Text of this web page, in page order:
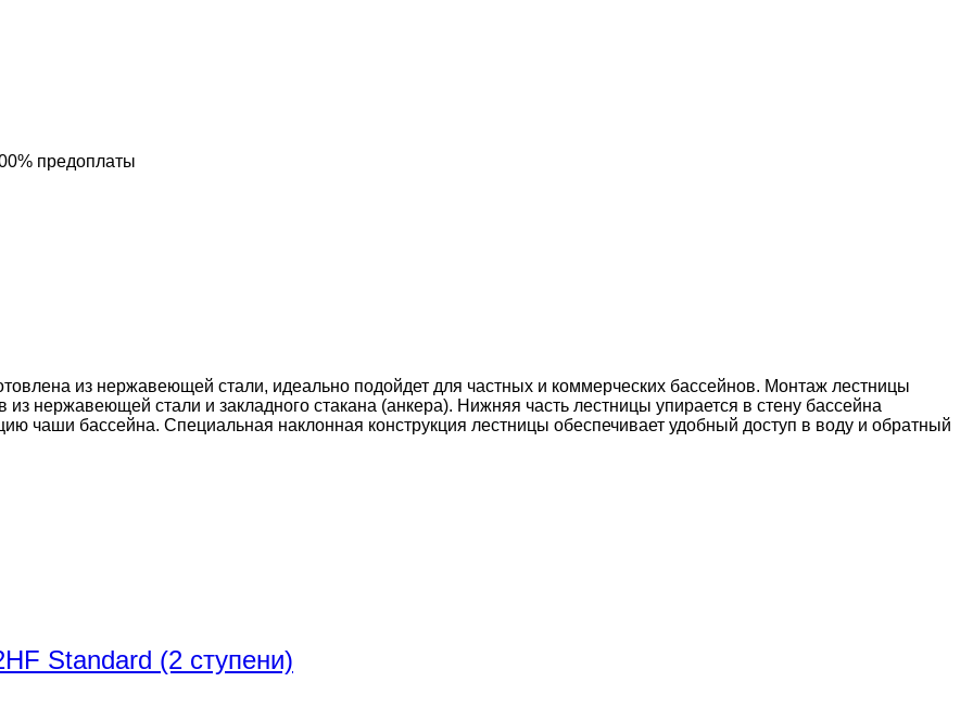
предоплаты
из нержавеющей стали, идеально подойдет для частных и коммерческих бассейнов. Монтаж лестницы
нержавеющей стали и закладного стакана (анкера). Нижняя часть лестницы упирается в стену бассейна
чаши бассейна. Специальная наклонная конструкция лестницы обеспечивает удобный доступ в воду и обратный
Standard (2 ступени)